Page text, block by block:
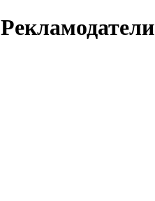
Рекламодатели